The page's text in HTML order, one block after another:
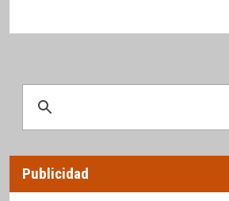
Publicidad